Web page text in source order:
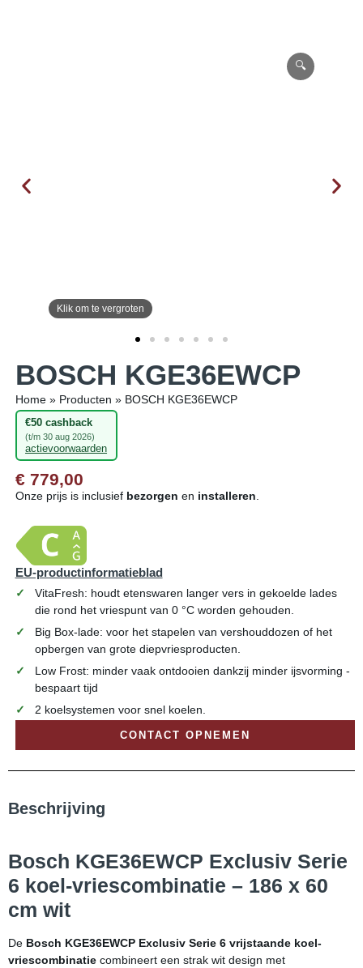
BOSCH KGE36EWCP
Home» Producten » BOSCH KGE36EWCP
€50 cashback
(t/m 30 aug 2026)
actievoorwaarden
€ 779,00
Onze prijs is inclusief bezorgen en installeren.
EU-productinformatieblad
VitaFresh: houdt etenswaren langer vers in gekoelde lades
die rond het vriespunt van 0 °C worden gehouden.
Big Box-lade: voor het stapelen van vershouddozen of het
opbergen van grote diepvriesproducten.
Low Frost: minder vaak ontdooien dankzij minder ijsvorming -
bespaart tijd
2 koelsystemen voor snel koelen.
CONTACT OPNEMEN
Beschrijving
Bosch KGE36EWCP Exclusiv Serie
6 koel-vriescombinatie – 186 x 60
cm wit
De Bosch KGE36EWCP Exclusiv Serie 6 vrijstaande koel-
vriescombinatie combineert een strak wit design met